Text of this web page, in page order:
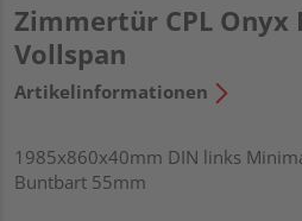
Zimmertür CPL Onyx
Vollspan
Artikelinformationen
1985x860x40mm DIN links
Buntbart 55mm